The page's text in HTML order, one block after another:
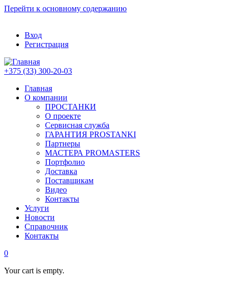
Перейти к основному содержанию
Вход
Регистрация
+375 (33) 300-20-03
Главная
О компании
ПРОСТАНКИ
О проекте
Сервисная служба
ГАРАНТИЯ PROSTANKI
Партнеры
МАСТЕРА PROMASTERS
Портфолио
Доставка
Поставщикам
Видео
Контакты
Услуги
Новости
Справочник
Контакты
0
Your cart is empty.